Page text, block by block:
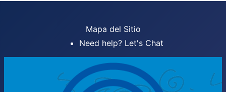
Mapa del Sitio
Need help? Let's Chat